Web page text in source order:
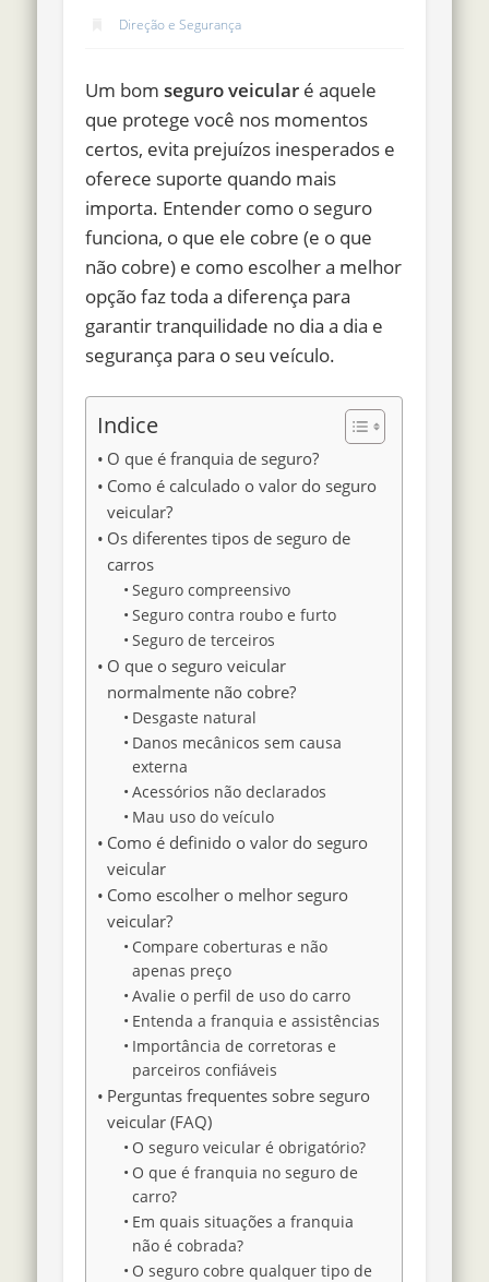
Direção e Segurança
Um bomseguro veicular é aquele
que protege você nos momentos
certos, evita prejuízos inesperados e
oferece suporte quando mais
importa. Entender como o seguro
funciona, o que ele cobre (e o que
não cobre) e como escolher a melhor
opção faz toda a diferença para
garantir tranquilidade no dia a dia e
segurança para o seu veículo.
Indice
O que é franquia de seguro?
Como é calculado o valor do seguro
veicular?
Os diferentes tipos de seguro de
carros
Seguro compreensivo
Seguro contra roubo e furto
Seguro de terceiros
O que o seguro veicular
normalmente não cobre?
Desgaste natural
Danos mecânicos sem causa
externa
Acessórios não declarados
Mau uso do veículo
Como é definido o valor do seguro
veicular
Como escolher o melhor seguro
veicular?
Compare coberturas e não
apenas preço
Avalie o perfil de uso do carro
Entenda a franquia e assistências
Importância de corretoras e
parceiros confiáveis
Perguntas frequentes sobre seguro
veicular (FAQ)
O seguro veicular é obrigatório?
O que é franquia no seguro de
carro?
Em quais situações a franquia
não é cobrada?
O seguro cobre qualquer tipo de